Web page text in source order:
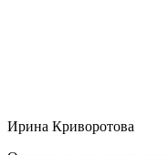
Ирина Криворотова